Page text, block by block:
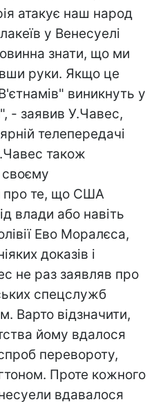
атакує наш народ
у Венесуелі
знати, що ми
руки. Якщо це
виникнуть у
- заявив У.Чавес,
телепередачі
також
про те, що США
влади або навіть
Ево Моралєса,
доказів і
не раз заявляв про
спецслужб
Варто відзначити,
йому вдалося
перевороту,
Проте кожного
вдавалося